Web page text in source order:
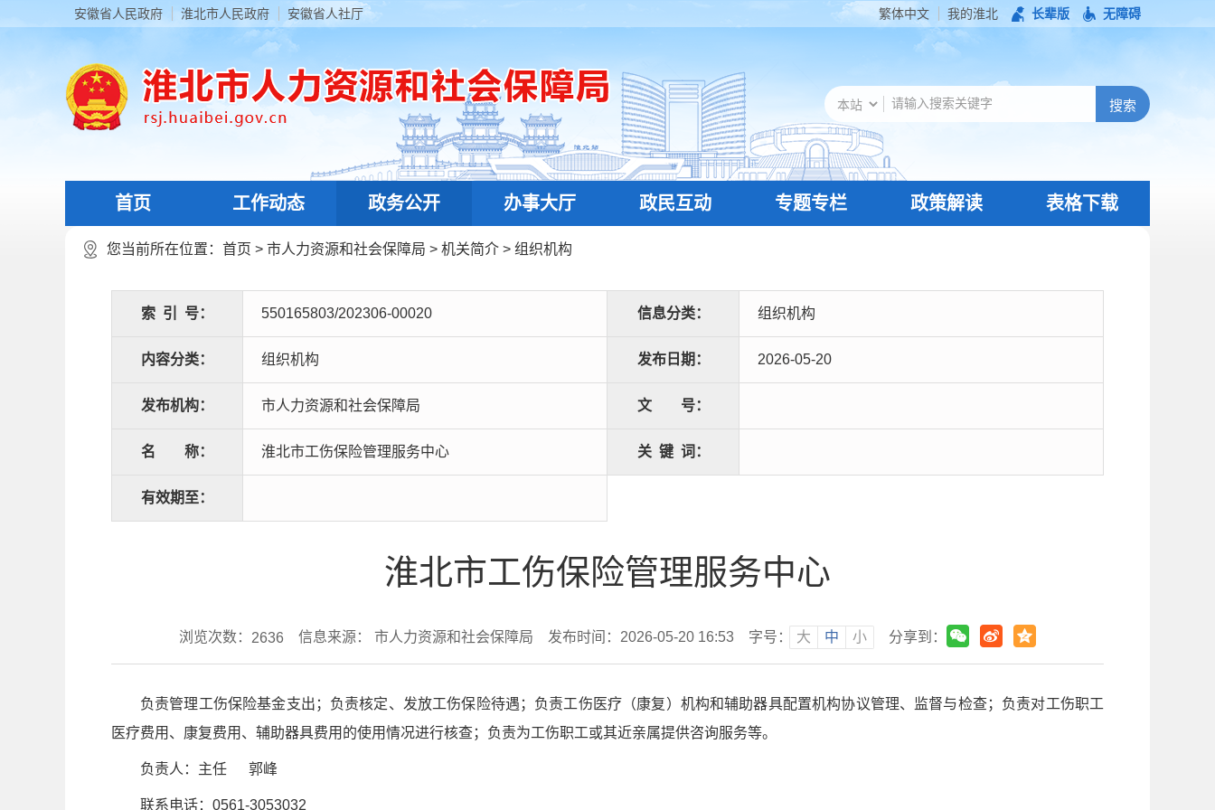
安徽省人民政府 淮北市人民政府 安徽省人社厅 繁体中文 我的淮北 长辈版 无障碍
首页 工作动态 政务公开 办事大厅 政民互动 专题专栏 政策解读 表格下载
您当前所在位置： 首页 > 市人力资源和社会保障局 > 机关简介 > 组织机构
索 引 号： 550165803/202306-00020 信息分类： 组织机构
内容分类： 组织机构 发布日期： 2026-05-20
发布机构： 市人力资源和社会保障局 文 号：
名 称： 淮北市工伤保险管理服务中心 关 键 词：
有效期至：
淮北市工伤保险管理服务中心
浏览次数： 2636 信息来源： 市人力资源和社会保障局 发布时间：2026-05-20 16:53 字号： 大 中 小 分享到：
负责管理工伤保险基金支出；负责核定、发放工伤保险待遇；负责工伤医疗（康复）机构和辅助器具配置机构协议管理、监督与检查；负责对工伤职工
医疗费用、康复费用、辅助器具费用的使用情况进行核查；负责为工伤职工或其近亲属提供咨询服务等。
负责人：主任 郭峰
联系电话：0561-3053032